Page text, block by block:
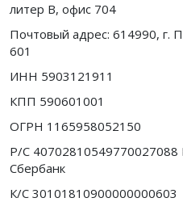
литер В, офис 704
Почтовый адрес: 614990, г.
601
ИНН 5903121911
КПП 590601001
ОГРН 1165958052150
Р/С 40702810549770027088
Сбербанк
К/С 30101810900000000603